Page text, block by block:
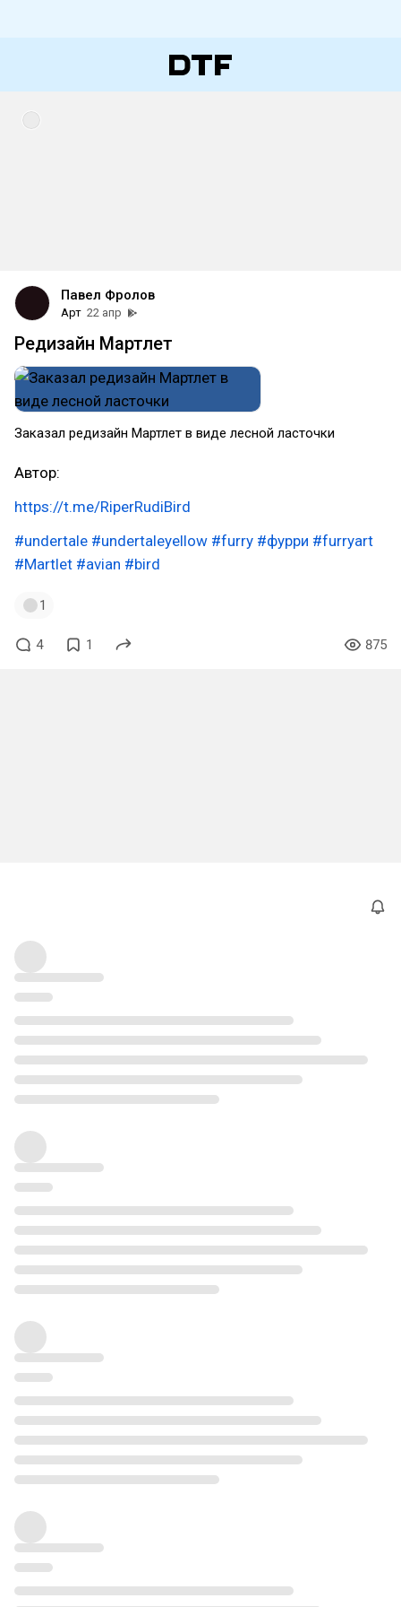
Павел Фролов
Арт 22 апр
Редизайн Мартлет
Заказал редизайн Мартлет в виде лесной ласточки
Автор:
https://t.me/RiperRudiBird
#undertale #undertaleyellow #furry #фурри #furryart
#Martlet #avian #bird
1
4 1 875